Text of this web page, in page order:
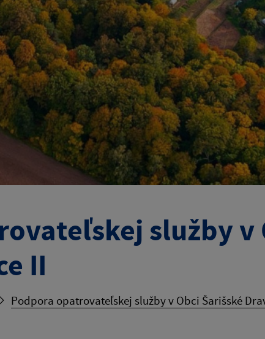
služby v
II
Podpora opatrovateľskej služby v Obci Šarišské